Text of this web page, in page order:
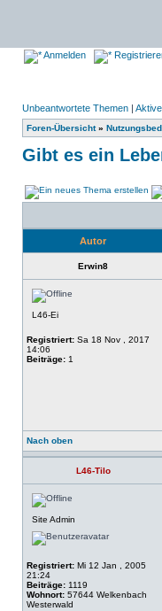
Anmelden
Unbeantwortete Themen |
Foren-Übersicht»
Gibt es ein
Autor
Erwin8
L46-Ei
Registriert: Sa 18 Nov , 2017
14:06
Beiträge: 1
Nach oben
L46-Tilo
Site Admin
Registriert: Mi 12 Jan , 2005
21:24
Beiträge: 1119
Wohnort: 57644 Welkenbach
Westerwald